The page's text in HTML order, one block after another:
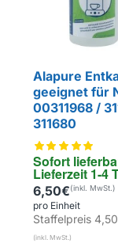
EIGENMARKE
Sofort
Lieferzeit 1-4
Alapure
geeignet für
00311968 /
311680
6,50€
pro Einheit
Staffelpreis